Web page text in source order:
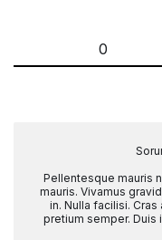
0
Pellentesque mauris
mauris. Vivamus
in. Nulla facilisi.
pretium semper. Duis